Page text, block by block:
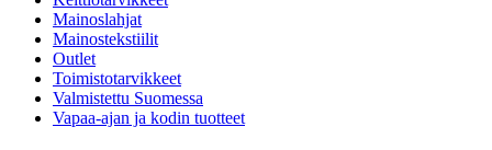
Mainoslahjat
Mainostekstiilit
Outlet
Toimistotarvikkeet
Valmistettu Suomessa
Vapaa-ajan ja kodin tuotteet